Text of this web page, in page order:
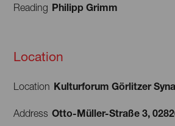
Reading Philipp Grimm
Location
Location Kulturforum Görlitzer
Address Otto-Müller-Straße 3,